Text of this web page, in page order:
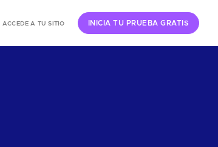
ACCEDE A TU SITIO INICIA TU PRUEBA GRATIS